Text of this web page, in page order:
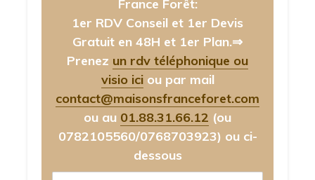
France Forêt:
1er RDV Conseil et 1er Devis
Gratuit en 48H et 1er Plan.⇒
Prenez un rdv téléphonique ou
visio iciou par mail
contact@maisonsfranceforet.com
ou au 01.88.31.66.12 (ou
0782105560/0768703923) ou ci-
dessous